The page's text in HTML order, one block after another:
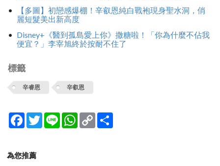
【多圖】初戀感爆棚！辛叡恩純白戰袍現身聖水洞，俏
麗短髮美出新高度
Disney+《醫到孤島愛上你》撒糖啦！「你為什麼不佔我
便宜？」李宰旭終於按耐不住了
標籤
辛睿恩 辛叡恩
Facebook
TwitterLine WhatsApp
Copy
Link
為您推薦